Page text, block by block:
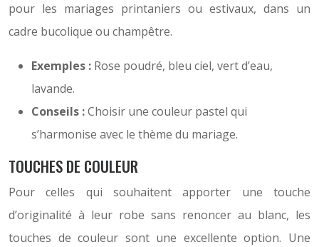
pour les mariages printaniers ou estivaux, dans un
cadre bucolique ou champêtre.
Exemples : Rose poudré, bleu ciel, vert d’eau,
lavande.
Conseils :Choisir une couleur pastel qui
s’harmonise avec le thème du mariage.
TOUCHES DE COULEUR
Pour celles qui souhaitent apporter une touche
d’originalité à leur robe sans renoncer au blanc, les
touches de couleur sont une excellente option. Une